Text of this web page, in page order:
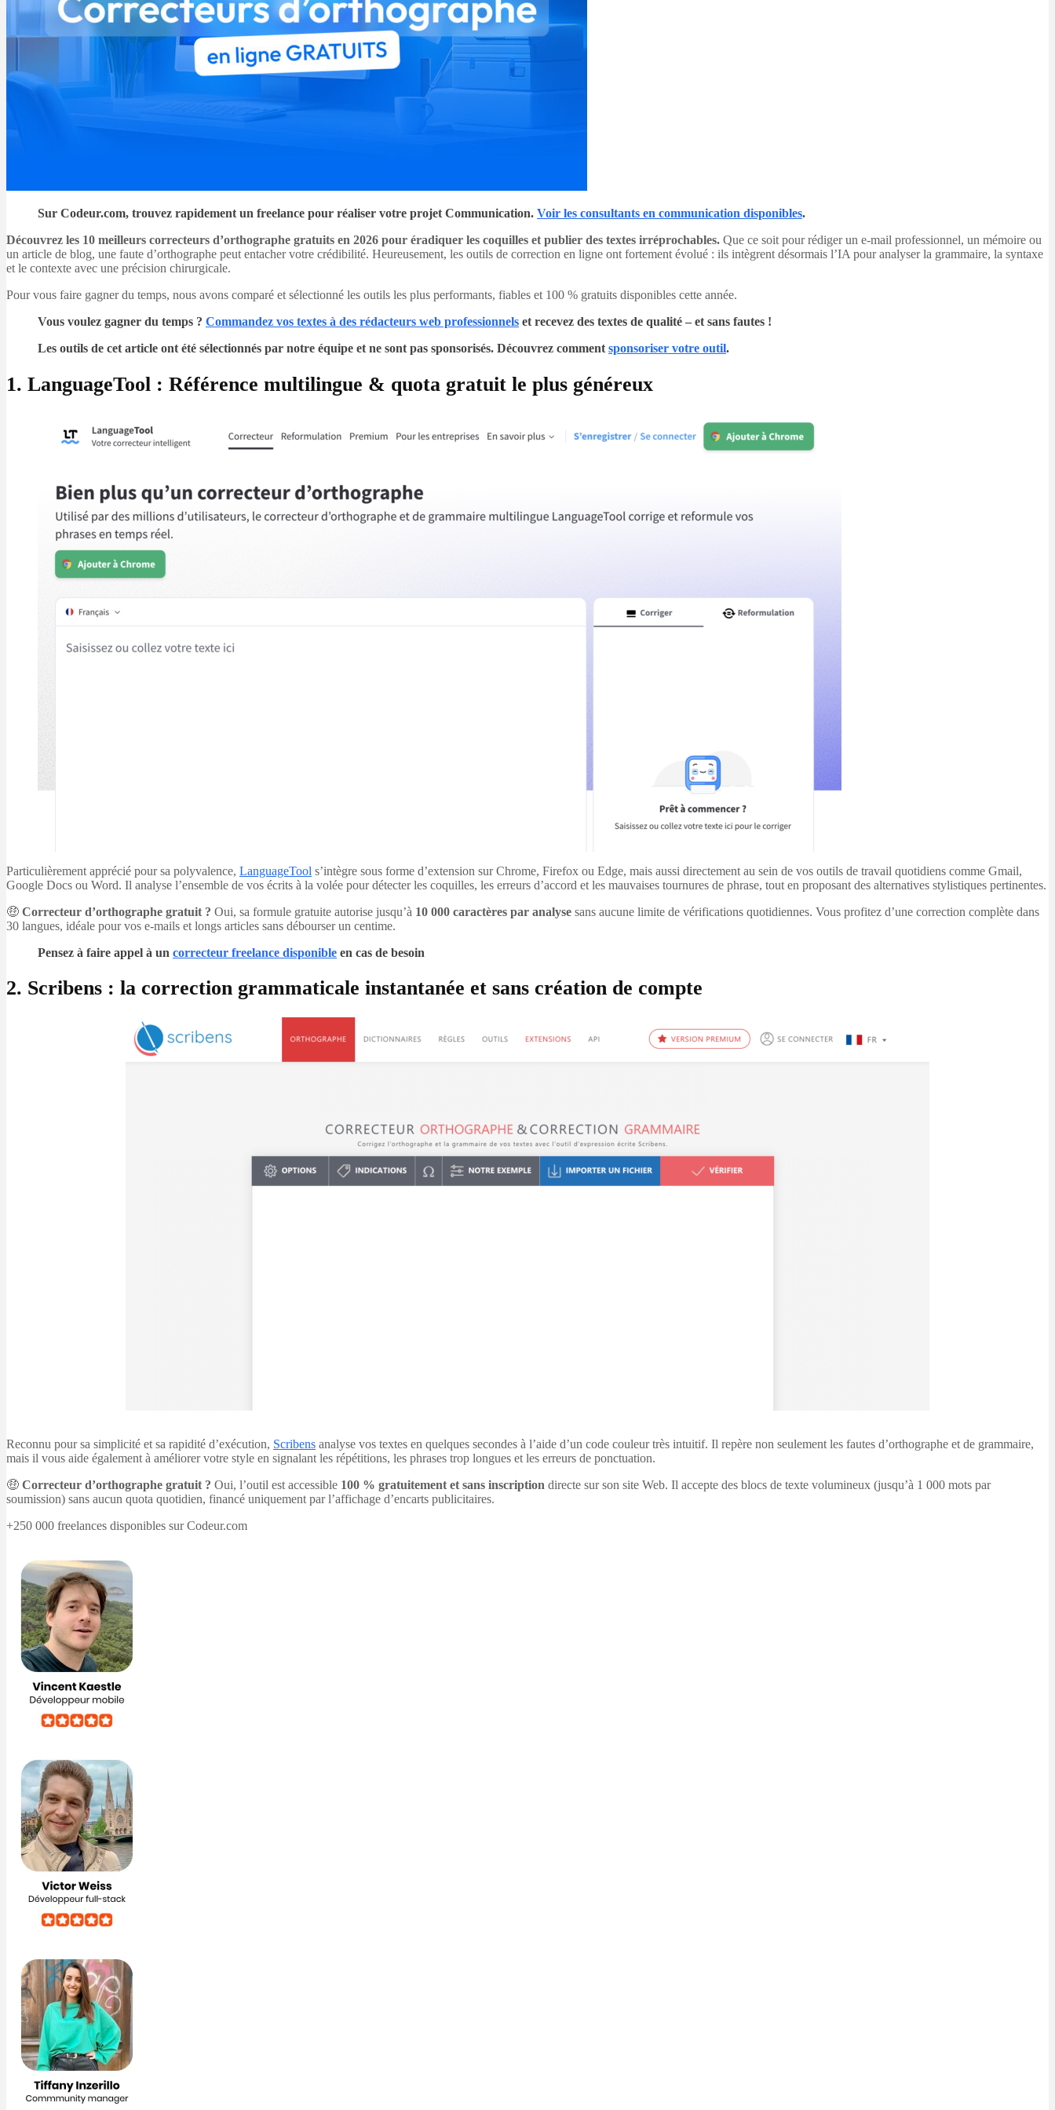
Sur Codeur.com, trouvez rapidement un freelance pour réaliser votre projet Communication. Voir les consultants en communication disponibles.
Découvrez les 10 meilleurs correcteurs d’orthographe gratuits en 2026 pour éradiquer les coquilles et publier des textes irréprochables. Que ce soit pour rédiger un e-mail professionnel, un mémoire ou
un article de blog, une faute d’orthographe peut entacher votre crédibilité. Heureusement, les outils de correction en ligne ont fortement évolué : ils intègrent désormais l’IA pour analyser la grammaire, la syntaxe
et le contexte avec une précision chirurgicale.
Pour vous faire gagner du temps, nous avons comparé et sélectionné les outils les plus performants, fiables et 100 % gratuits disponibles cette année.
Vous voulez gagner du temps ? Commandez vos textes à des rédacteurs web professionnels et recevez des textes de qualité – et sans fautes !
Les outils de cet article ont été sélectionnés par notre équipe et ne sont pas sponsorisés. Découvrez comment sponsoriser votre outil.
1. LanguageTool : Référence multilingue & quota gratuit le plus généreux
Particulièrement apprécié pour sa polyvalence, LanguageTool s’intègre sous forme d’extension sur Chrome, Firefox ou Edge, mais aussi directement au sein de vos outils de travail quotidiens comme Gmail,
Google Docs ou Word. Il analyse l’ensemble de vos écrits à la volée pour détecter les coquilles, les erreurs d’accord et les mauvaises tournures de phrase, tout en proposant des alternatives stylistiques pertinentes.
🤑 Correcteur d’orthographe gratuit ? Oui, sa formule gratuite autorise jusqu’à 10 000 caractères par analyse sans aucune limite de vérifications quotidiennes. Vous profitez d’une correction complète dans
30 langues, idéale pour vos e-mails et longs articles sans débourser un centime.
Pensez à faire appel à un correcteur freelance disponible en cas de besoin
2. Scribens : la correction grammaticale instantanée et sans création de compte
Reconnu pour sa simplicité et sa rapidité d’exécution, Scribens analyse vos textes en quelques secondes à l’aide d’un code couleur très intuitif. Il repère non seulement les fautes d’orthographe et de grammaire,
mais il vous aide également à améliorer votre style en signalant les répétitions, les phrases trop longues et les erreurs de ponctuation.
🤑 Correcteur d’orthographe gratuit ? Oui, l’outil est accessible 100 % gratuitement et sans inscription directe sur son site Web. Il accepte des blocs de texte volumineux (jusqu’à 1 000 mots par
soumission) sans aucun quota quotidien, financé uniquement par l’affichage d’encarts publicitaires.
+250 000 freelances disponibles sur Codeur.com